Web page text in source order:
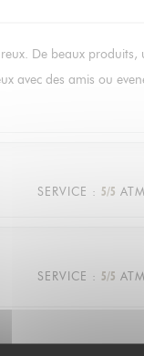
De beaux produits,
avec des amis ou
SERVICE : 5/5
SERVICE : 5/5